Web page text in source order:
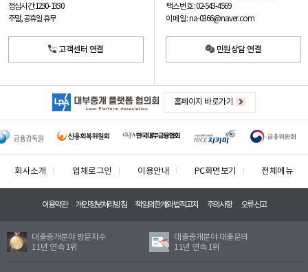
점심시간: 12:30 - 13:30
주말, 공휴일 휴무
고객센터 연결
팩스번호: 02-543-4569
이메일: na-0366@naver.com
민원상담 연결
홈페이지 바로가기
회사소개 업체로그인 이용안내 PC화면보기 전체메뉴
이용약관 개인정보처리방침 책임의한계와법적고지 주의사항 오류신고
대출중개분야 방문자수
11년 연속 1위
대출중개분야 대출문의
11년 연속 1위